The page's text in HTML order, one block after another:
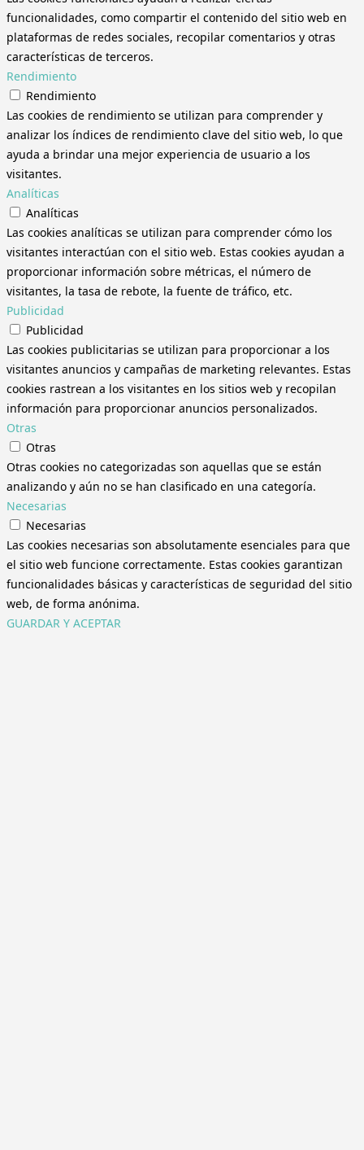
funcionalidades, como compartir el contenido del sitio web en
plataformas de redes sociales, recopilar comentarios y otras
características de terceros.
Rendimiento
Rendimiento
Las cookies de rendimiento se utilizan para comprender y
analizar los índices de rendimiento clave del sitio web, lo que
ayuda a brindar una mejor experiencia de usuario a los
visitantes.
Analíticas
Analíticas
Las cookies analíticas se utilizan para comprender cómo los
visitantes interactúan con el sitio web. Estas cookies ayudan a
proporcionar información sobre métricas, el número de
visitantes, la tasa de rebote, la fuente de tráfico, etc.
Publicidad
Publicidad
Las cookies publicitarias se utilizan para proporcionar a los
visitantes anuncios y campañas de marketing relevantes. Estas
cookies rastrean a los visitantes en los sitios web y recopilan
información para proporcionar anuncios personalizados.
Otras
Otras
Otras cookies no categorizadas son aquellas que se están
analizando y aún no se han clasificado en una categoría.
Necesarias
Necesarias
Las cookies necesarias son absolutamente esenciales para que
el sitio web funcione correctamente. Estas cookies garantizan
funcionalidades básicas y características de seguridad del sitio
web, de forma anónima.
GUARDAR Y ACEPTAR